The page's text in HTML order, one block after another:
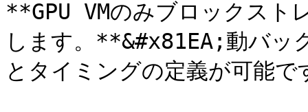
**GPU VMのみブロックスト
します。**&#x81EA;動バッ
とタイミングの定義が可能で